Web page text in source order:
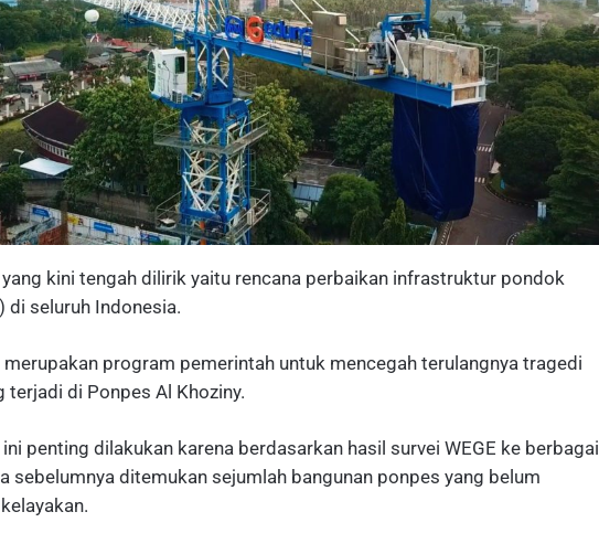
kini tengah dilirik yaitu rencana perbaikan infrastruktur pondok
di seluruh Indonesia.
program pemerintah untuk mencegah terulangnya tragedi
terjadi di Ponpes Al Khoziny.
penting dilakukan karena berdasarkan hasil survei WEGE ke berbagai
sebelumnya ditemukan sejumlah bangunan ponpes yang belum